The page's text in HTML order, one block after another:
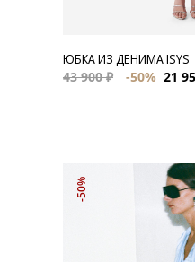
ЮБКА ИЗ ДЕНИМА ISYS
43 900 ₽
-50% 21
-50%